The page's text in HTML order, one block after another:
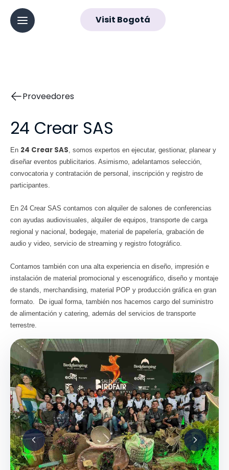
Abrir menú principal
Navegación
Visit Bogotá
Proveedores
24 Crear SAS
En 24 Crear SAS , somos expertos en ejecutar, gestionar, planear y
diseñar eventos publicitarios. Asimismo, adelantamos selección,
convocatoria y contratación de personal, inscripción y registro de
participantes.
En 24 Crear SAS contamos con alquiler de salones de conferencias
con ayudas audiovisuales, alquiler de equipos, transporte de carga
regional y nacional, bodegaje, material de papelería, grabación de
audio y video, servicio de streaming y registro fotográfico.
Contamos también con una alta experiencia en diseño, impresión e
instalación de material promocional y escenográfico, diseño y montaje
de stands, merchandising, material POP y producción gráfica en gran
formato. De igual forma, también nos hacemos cargo del suministro
de alimentación y catering, además del servicios de transporte
terrestre.